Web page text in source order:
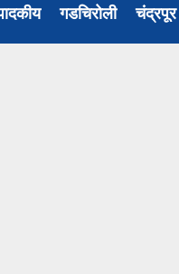
गडचिरोली